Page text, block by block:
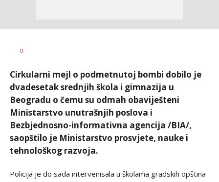
AUTOR
0
Cirkularni mejl o podmetnutoj bombi dobilo je
dvadesetak srednjih škola i gimnazija u
Beogradu o čemu su odmah obaviješteni
Ministarstvo unutrašnjih poslova i
Bezbjednosno-informativna agencija /BIA/,
saopštilo je Ministarstvo prosvjete, nauke i
tehnološkog razvoja.
Policija je do sada intervenisala u školama gradskih opština